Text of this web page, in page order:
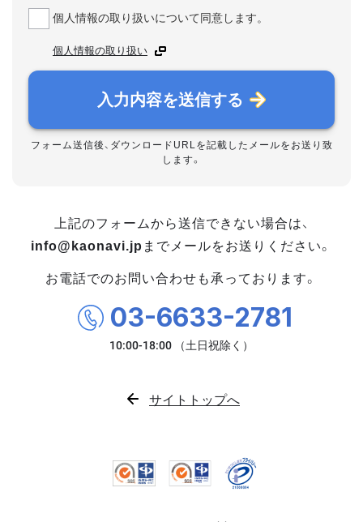
個人情報の取り扱いについて同意します。
個人情報の取り扱い
入力内容を送信する
フォーム送信後、ダウンロードURLを記載したメールをお送り致
します。
上記のフォームから送信できない場合は、
info@kaonavi.jp までメールをお送りください。
お電話でのお問い合わせも承っております。
03-6633-2781
サイトトップへ